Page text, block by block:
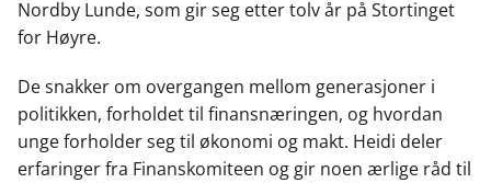
Nordby Lunde, som gir seg etter tolv år på Stortinget
for Høyre.
De snakker om overgangen mellom generasjoner i
politikken, forholdet til finansnæringen, og hvordan
unge forholder seg til økonomi og makt. Heidi deler
erfaringer fra Finanskomiteen og gir noen ærlige råd til